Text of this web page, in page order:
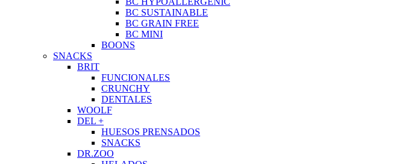
BC SUSTAINABLE
BC GRAIN FREE
BC MINI
BOONS
SNACKS
BRIT
FUNCIONALES
CRUNCHY
DENTALES
WOOLF
DEL +
HUESOS PRENSADOS
SNACKS
DR.ZOO